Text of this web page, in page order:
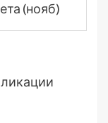
(нояб)